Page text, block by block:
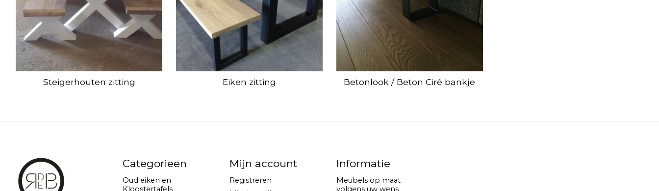
Steigerhouten zitting Eiken zitting Betonlook / Beton Ciré bankje
Categorieën
Oud eiken en
Kloostertafels
Mijn account
Registreren
Informatie
Meubels op maat
volgens uw wens